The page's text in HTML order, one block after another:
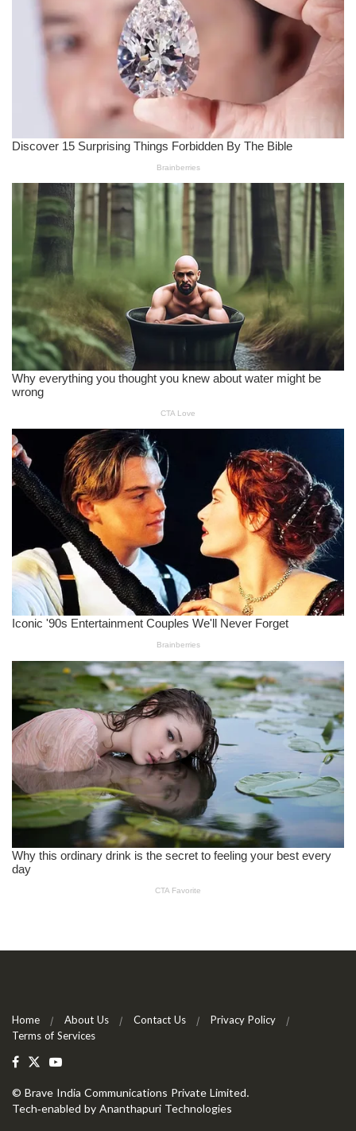
Home About Us Contact Us
Privacy Policy
Terms of Services
© Brave India Communications Private Limited.
Tech-enabled by Ananthapuri Technologies